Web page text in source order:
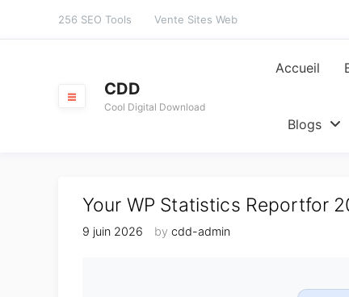
256 SEO Tools Vente Sites Web
CDD
Cool Digital Download
Accueil
Blogs
Your WP Statistics Reportfor
9 juin 2026 by cdd-admin